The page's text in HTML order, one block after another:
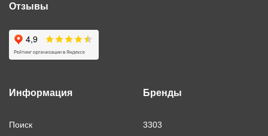
Отзывы
Информация
Поиск
Бренды
3303